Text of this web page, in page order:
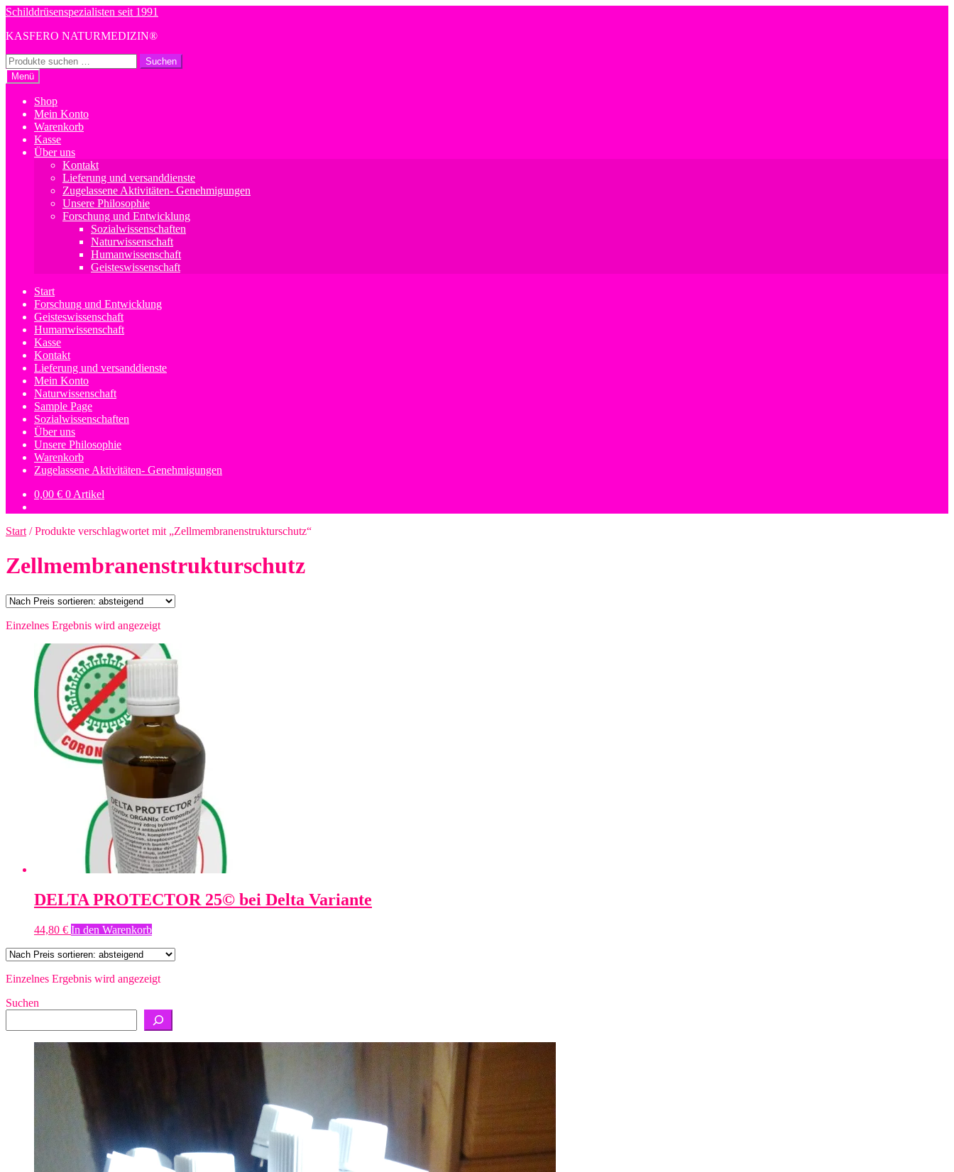
Zur
springen
Zum
springen
Schilddrüsenspezialisten seit 1991
KASFERO NATURMEDIZIN®
Suchen
nach:
Suchen
Menü
Shop
Mein Konto
Warenkorb
Kasse
Über uns
Kontakt
Lieferung und versanddienste
Zugelassene Aktivitäten- Genehmigungen
Unsere Philosophie
Forschung und Entwicklung
Sozialwissenschaften
Naturwissenschaft
Humanwissenschaft
Geisteswissenschaft
Start
Forschung und Entwicklung
Geisteswissenschaft
Humanwissenschaft
Kasse
Kontakt
Lieferung und versanddienste
Mein Konto
Naturwissenschaft
Sample Page
Sozialwissenschaften
Über uns
Unsere Philosophie
Warenkorb
Zugelassene Aktivitäten- Genehmigungen
0,00 € 0 Artikel
Start /Produkte verschlagwortet mit „Zellmembranenstrukturschutz“
Zellmembranenstrukturschutz
Einzelnes Ergebnis wird angezeigt
DELTA PROTECTOR 25© bei Delta Variante
44,80 € In den Warenkorb
Einzelnes Ergebnis wird angezeigt
Suchen